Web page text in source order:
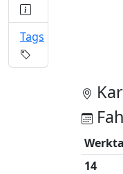
14
Tags